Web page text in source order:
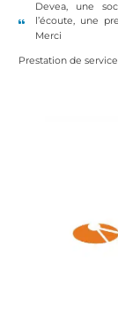
Devea, une
l’écoute, une
Merci
Prestation de